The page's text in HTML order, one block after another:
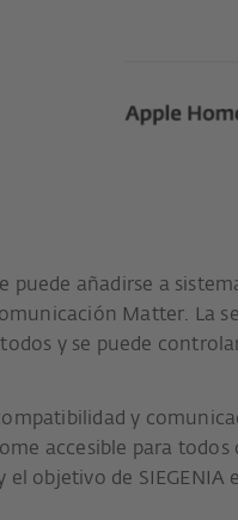
puede añadirse a
Matter. La
y se puede
y
accesible para todos
el objetivo de